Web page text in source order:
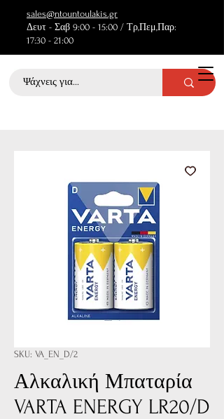
sales@ntountoulakis.gr
Δευτ - Σαβ 9:00 - 15:00 / Τρ,Πεμ,Παρ:
17:30 - 21:00
SKU: VA_EN_D/2
Αλκαλική Μπαταρία
VARTA ENERGY LR20/D